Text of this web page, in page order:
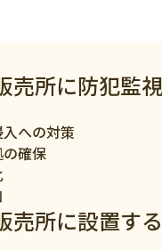
ルサイネージ
売所に防犯監
への対策
確保
売所に設置す